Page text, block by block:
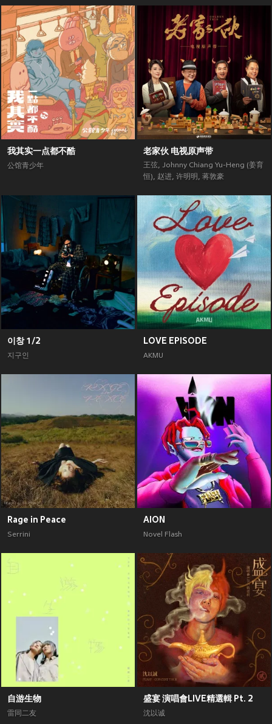
我其实一点都不酷
公馆青少年
老家伙 电视原声带
王弦, Johnny Chiang Yu-Heng (姜育
恒), 赵进, 许明明 , 蒋敦豪
이창 1/2
지구인
LOVE EPISODE
AKMU
Rage in Peace
Serrini
AION
Novel Flash
自游生物
雷同二友
盛宴 演唱會LIVE精選輯 Pt. 2
沈以诚